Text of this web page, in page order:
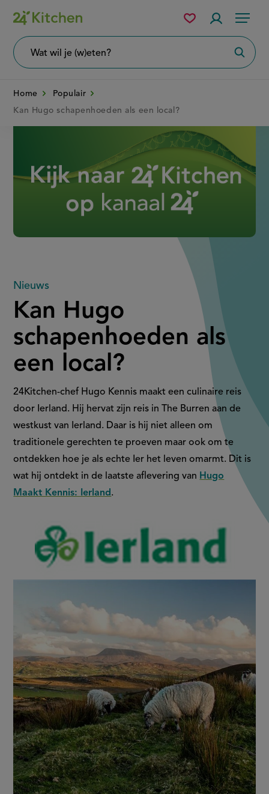
Overslaan
en
naar
Menu
wil
Mijn
bewaarde
Home
Populair
Kan Hugo schapenhoeden als een local?
Kan
Hugo
schapenhoeden
als
een
local?
Nieuws
Kan Hugo
schapenhoeden als
een local?
24Kitchen-chef Hugo Kennis maakt een culinaire reis
door Ierland. Hij hervat zijn reis in The Burren aan de
westkust van Ierland. Daar is hij niet alleen om
traditionele gerechten te proeven maar ook om te
ontdekken hoe je als echte Ier het leven omarmt. Dit is
wat hij ontdekt in de laatste aflevering van Hugo
Maakt Kennis: Ierland .
Aangeboden
door: